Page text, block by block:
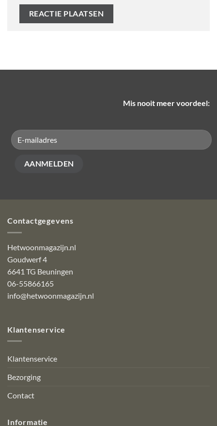
Mis nooit meer voordeel:
Contactgegevens
Hetwoonmagazijn.nl
Goudwerf 4
6641 TG Beuningen
06-55866165
info@hetwoonmagazijn.nl
Klantenservice
Klantenservice
Bezorging
Contact
Informatie